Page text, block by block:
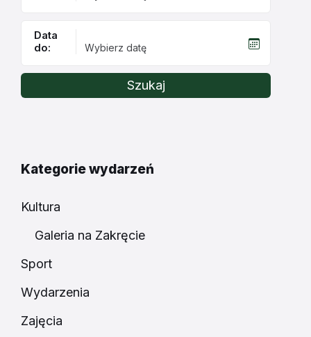
Data
do:
Szukaj
Kategorie wydarzeń
Kultura
Galeria na Zakręcie
Sport
Wydarzenia
Zajęcia